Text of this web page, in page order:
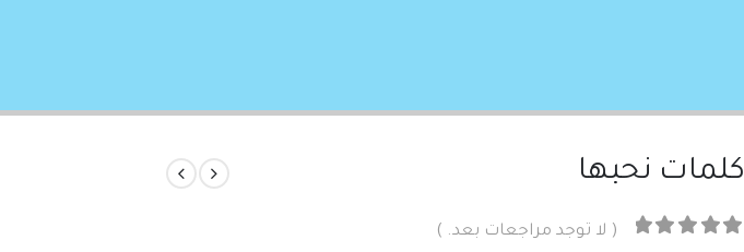
كلمات نحبها
( لا توجد مراجعات بعد. )